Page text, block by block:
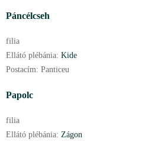
Páncélcseh
filia
Ellátó plébánia: Kide
Postacím: Panticeu
Papolc
filia
Ellátó plébánia: Zágon